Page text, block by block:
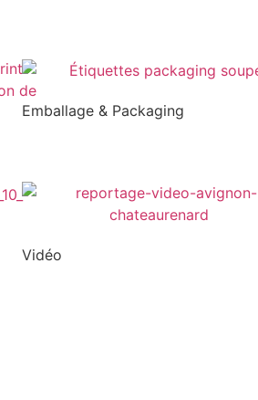
Emballage & Packaging
Vidéo